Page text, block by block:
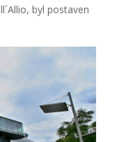
byl postaven